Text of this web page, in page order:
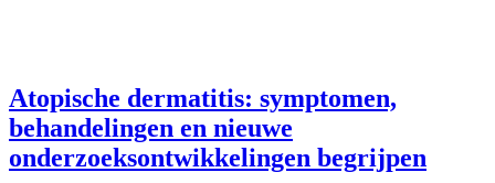
Atopische dermatitis: symptomen,
behandelingen en nieuwe
onderzoeksontwikkelingen begrijpen